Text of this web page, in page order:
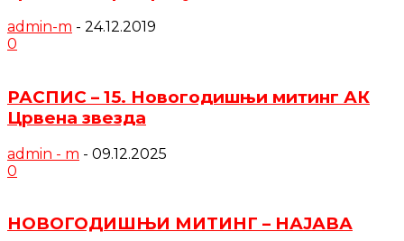
admin-m - 24.12.2019
0
РАСПИС – 15. Новогодишњи митинг АК
Црвена звезда
admin - m - 09.12.2025
0
НОВОГОДИШЊИ МИТИНГ – НАЈАВА